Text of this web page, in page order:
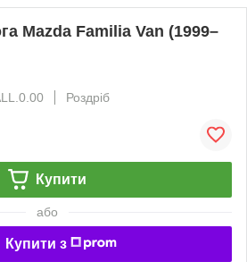
Mazda Familia Van (1999–
Роздріб
Купити
або
Купити з